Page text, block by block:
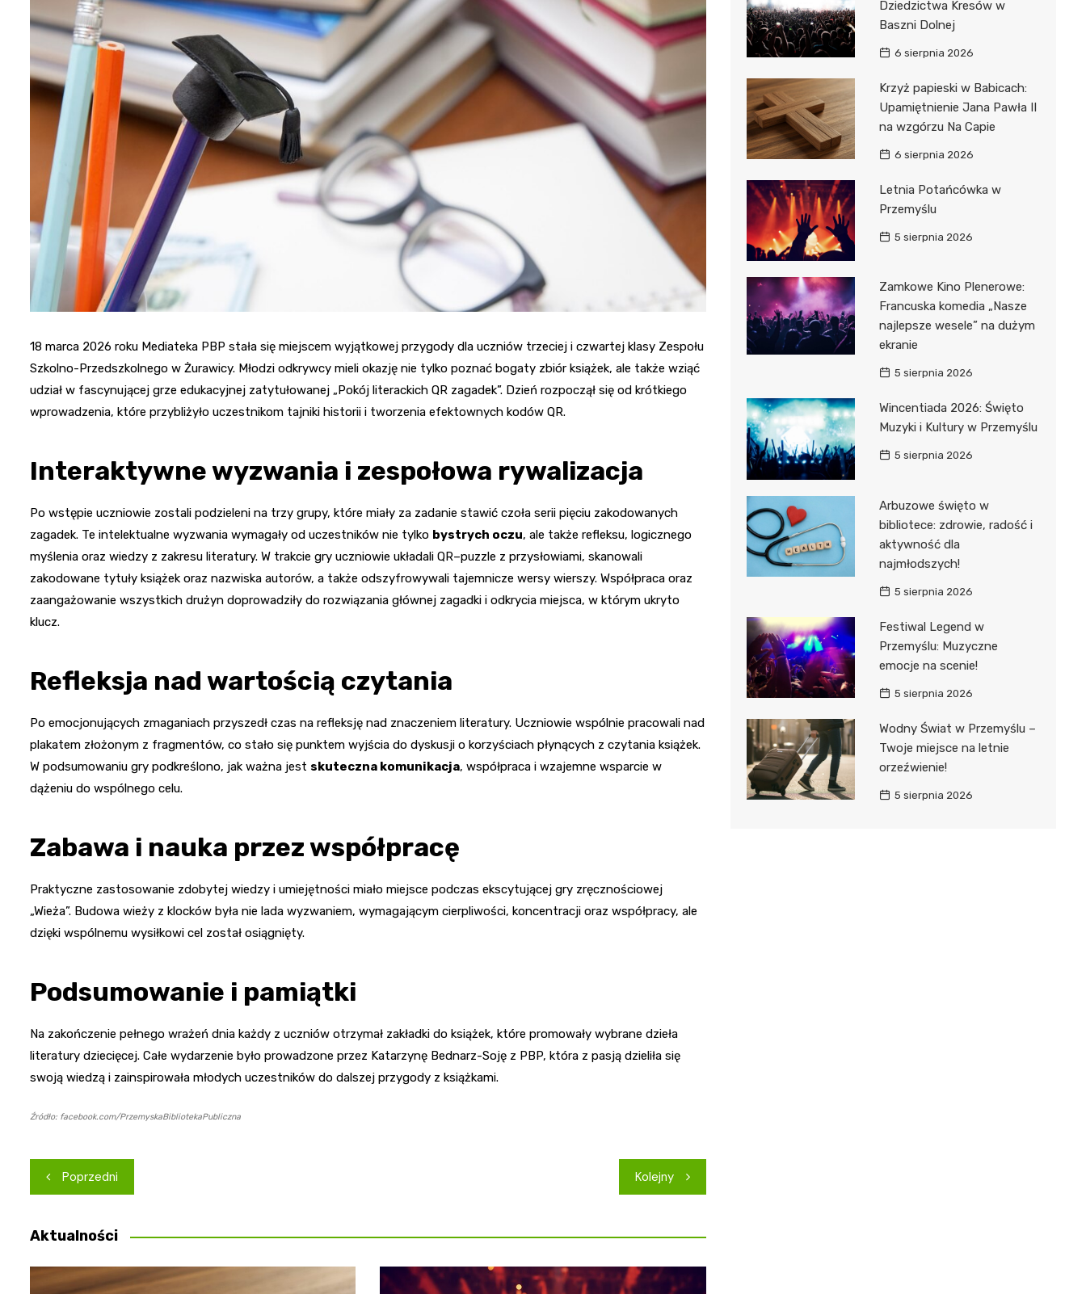
Przemyskiej
Nadrzeczne bulwary nad
Sanem
Przemyskie „misie” –
miejskie rzeźby
Zamek w Krasiczynie
18 marca 2026 roku Mediateka PBP stała się miejscem wyjątkowej przygody dla uczniów trzeciej i czwartej klasy Zespołu
Szkolno-Przedszkolnego w Żurawicy. Młodzi odkrywcy mieli okazję nie tylko poznać bogaty zbiór książek, ale także wziąć
udział w fascynującej grze edukacyjnej zatytułowanej „Pokój literackich QR zagadek”. Dzień rozpoczął się od krótkiego
wprowadzenia, które przybliżyło uczestnikom tajniki historii i tworzenia efektownych kodów QR.
Interaktywne wyzwania i zespołowa rywalizacja
Po wstępie uczniowie zostali podzieleni na trzy grupy, które miały za zadanie stawić czoła serii pięciu zakodowanych
zagadek. Te intelektualne wyzwania wymagały od uczestników nie tylko bystrych oczu, ale także refleksu, logicznego
myślenia oraz wiedzy z zakresu literatury. W trakcie gry uczniowie układali QR–puzzle z przysłowiami, skanowali
zakodowane tytuły książek oraz nazwiska autorów, a także odszyfrowywali tajemnicze wersy wierszy. Współpraca oraz
zaangażowanie wszystkich drużyn doprowadziły do rozwiązania głównej zagadki i odkrycia miejsca, w którym ukryto
klucz.
Refleksja nad wartością czytania
Po emocjonujących zmaganiach przyszedł czas na refleksję nad znaczeniem literatury. Uczniowie wspólnie pracowali nad
plakatem złożonym z fragmentów, co stało się punktem wyjścia do dyskusji o korzyściach płynących z czytania książek.
W podsumowaniu gry podkreślono, jak ważna jest skuteczna komunikacja, współpraca i wzajemne wsparcie w
dążeniu do wspólnego celu.
Zabawa i nauka przez współpracę
Praktyczne zastosowanie zdobytej wiedzy i umiejętności miało miejsce podczas ekscytującej gry zręcznościowej
„Wieża”. Budowa wieży z klocków była nie lada wyzwaniem, wymagającym cierpliwości, koncentracji oraz współpracy, ale
dzięki wspólnemu wysiłkowi cel został osiągnięty.
Podsumowanie i pamiątki
Na zakończenie pełnego wrażeń dnia każdy z uczniów otrzymał zakładki do książek, które promowały wybrane dzieła
literatury dziecięcej. Całe wydarzenie było prowadzone przez Katarzynę Bednarz-Soję z PBP, która z pasją dzieliła się
swoją wiedzą i zainspirowała młodych uczestników do dalszej przygody z książkami.
Źródło: facebook.com/PrzemyskaBibliotekaPubliczna
Nawigacja
wpisu
Poprzedni Kolejny
Aktualności
Dziedzictwa Kresów w
Baszni Dolnej
6 sierpnia 2026
Krzyż papieski w Babicach:
Upamiętnienie Jana Pawła II
na wzgórzu Na Capie
6 sierpnia 2026
Letnia Potańcówka w
Przemyślu
5 sierpnia 2026
Zamkowe Kino Plenerowe:
Francuska komedia „Nasze
najlepsze wesele” na dużym
ekranie
5 sierpnia 2026
Wincentiada 2026: Święto
Muzyki i Kultury w Przemyślu
5 sierpnia 2026
Arbuzowe święto w
bibliotece: zdrowie, radość i
aktywność dla
najmłodszych!
5 sierpnia 2026
Festiwal Legend w
Przemyślu: Muzyczne
emocje na scenie!
5 sierpnia 2026
Wodny Świat w Przemyślu –
Twoje miejsce na letnie
orzeźwienie!
5 sierpnia 2026